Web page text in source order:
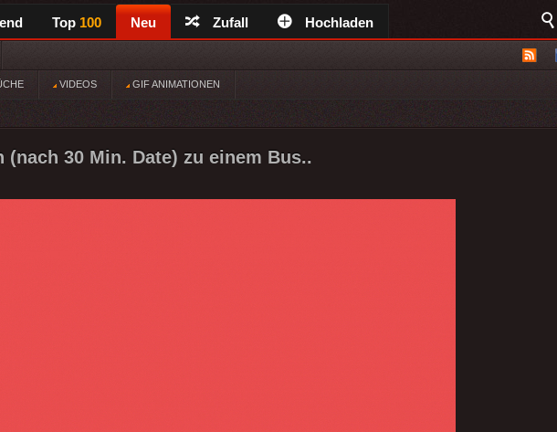
Top 100 Neu Zufall Hochladen
VIDEOS GIF ANIMATIONEN
30 Min. Date) zu einem Bus..